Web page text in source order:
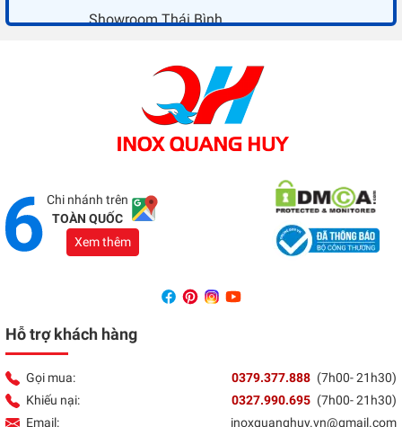
Showroom Thái Bình
037 9377 888
Showroom Đồng Nai
Địa chỉ: 1066 - QL 51 Tổ 3- Ấp Đồng- Phước Tân-
Chi nhánh trên
TOÀN QUỐC
Xem thêm
Hỗ trợ khách hàng
Gọi mua: 0379.377.888 (7h00- 21h30)
Khiếu nại:
0327.990.695 (7h00- 21h30)
Email:
inoxquanghuy.vn@gmail.com